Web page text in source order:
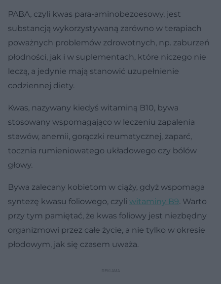
PABA, czyli kwas para-aminobezoesowy, jest
substancją wykorzystywaną zarówno w terapiach
poważnych problemów zdrowotnych, np. zaburzeń
płodności, jak i w suplementach, które niczego nie
leczą, a jedynie mają stanowić uzupełnienie
codziennej diety.
Kwas, nazywany kiedyś witaminą B10, bywa
stosowany wspomagająco w leczeniu zapalenia
stawów, anemii, gorączki reumatycznej, zaparć,
tocznia rumieniowatego układowego czy bólów
głowy.
Bywa zalecany kobietom w ciąży, gdyż wspomaga
syntezę kwasu foliowego, czyli witaminy B9. Warto
przy tym pamiętać, że kwas foliowy jest niezbędny
organizmowi przez całe życie, a nie tylko w okresie
płodowym, jak się czasem uważa.